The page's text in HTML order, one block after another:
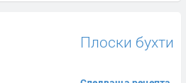
Плоски бухти